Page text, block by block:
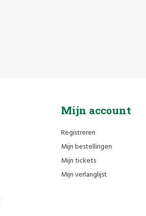
Mijn account
Registreren
Mijn bestellingen
Mijn tickets
Mijn verlanglijst